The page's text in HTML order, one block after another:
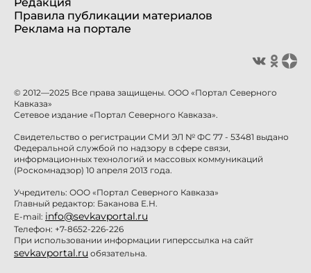
Правила публикации материалов
Реклама на портале
© 2012—2025 Все права защищены. ООО «Портал Северного
Кавказа»
Сетевое издание «Портал Северного Кавказа».
Свидетельство о регистрации СМИ ЭЛ № ФС 77 - 53481 выдано
Федеральной службой по надзору в сфере связи,
информационных технологий и массовых коммуникаций
(Роскомнадзор) 10 апреля 2013 года.
Учредитель: ООО «Портал Северного Кавказа»
Главный редактор: Баканова Е.Н.
E-mail: info@sevkavportal.ru
Телефон: +7-8652-226-226
При использовании информации гиперссылка на сайт
sevkavportal.ru обязательна.